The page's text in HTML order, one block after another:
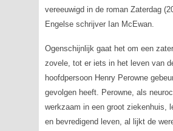
vereeuwigd in de roman Zaterdag
Engelse schrijver Ian McEwan.
Ogenschijnlijk gaat het om een
zovele, tot er iets in het leven van
hoofdpersoon Henry Perowne
gevolgen heeft. Perowne, als
werkzaam in een groot ziekenhuis,
en bevredigend leven, al lijkt de